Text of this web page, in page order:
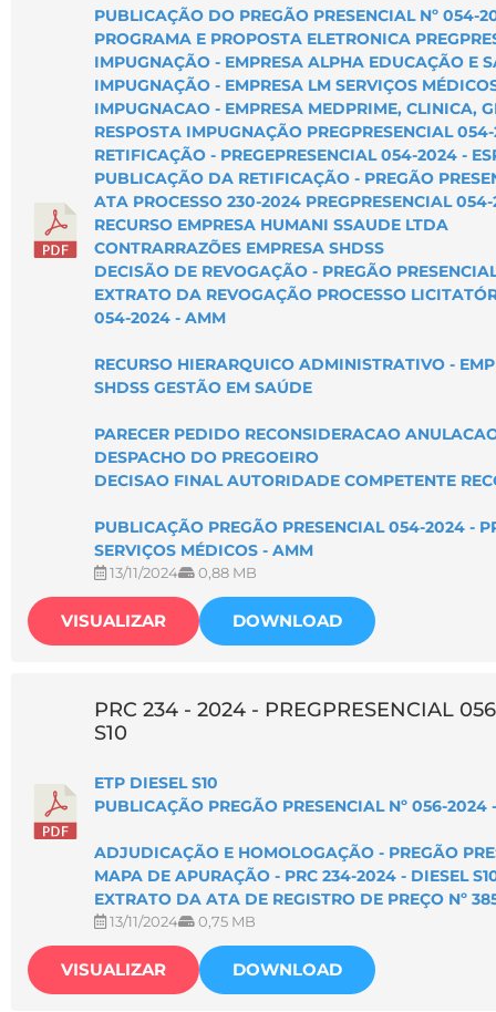
PUBLICAÇÃO DO PREGÃO PRESENCIAL Nº 054-
PROGRAMA E PROPOSTA ELETRONICA
IMPUGNAÇÃO - EMPRESA ALPHA EDUCAÇÃO E
IMPUGNAÇÃO - EMPRESA LM SERVIÇOS
IMPUGNACAO - EMPRESA MEDPRIME, CLINICA,
RESPOSTA IMPUGNAÇÃO PREGPRESENCIAL
RETIFICAÇÃO - PREGEPRESENCIAL 054-2024 -
PUBLICAÇÃO DA RETIFICAÇÃO - PREGÃO
ATA PROCESSO 230-2024 PREGPRESENCIAL
RECURSO EMPRESA HUMANI SSAUDE LTDA
CONTRARRAZÕES EMPRESA SHDSS
DECISÃO DE REVOGAÇÃO - PREGÃO
EXTRATO DA REVOGAÇÃO PROCESSO
054-2024 - AMM
RECURSO HIERARQUICO ADMINISTRATIVO -
SHDSS GESTÃO EM SAÚDE
PARECER PEDIDO RECONSIDERACAO
DESPACHO DO PREGOEIRO
DECISAO FINAL AUTORIDADE COMPETENTE
PUBLICAÇÃO PREGÃO PRESENCIAL 054-2024 -
SERVIÇOS MÉDICOS - AMM
13/11/2024 0,88 MB
VISUALIZAR DOWNLOAD
PRC 234 - 2024 - PREGPRESENCIAL
S10
ETP DIESEL S10
PUBLICAÇÃO PREGÃO PRESENCIAL Nº 056-2024
ADJUDICAÇÃO E HOMOLOGAÇÃO - PREGÃO
MAPA DE APURAÇÃO - PRC 234-2024 - DIESEL
EXTRATO DA ATA DE REGISTRO DE PREÇO Nº
13/11/2024 0,75 MB
VISUALIZAR DOWNLOAD